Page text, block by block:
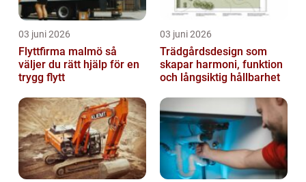
03 juni 2026
Flyttfirma malmö så
väljer du rätt hjälp för en
trygg flytt
03 juni 2026
Trädgårdsdesign som
skapar harmoni, funktion
och långsiktig hållbarhet